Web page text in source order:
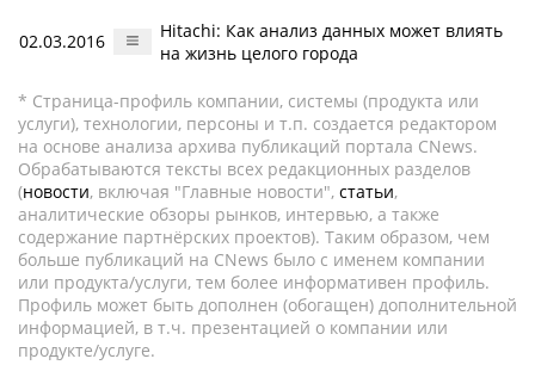
02.03.2016
Hitachi: Как анализ данных может влиять
на жизнь целого города
* Страница-профиль компании, системы (продукта или
услуги), технологии, персоны и т.п. создается редактором
на основе анализа архива публикаций портала CNews.
Обрабатываются тексты всех редакционных разделов
(новости, включая "Главные новости", статьи,
аналитические обзоры рынков, интервью, а также
содержание партнёрских проектов). Таким образом, чем
больше публикаций на CNews было с именем компании
или продукта/услуги, тем более информативен профиль.
Профиль может быть дополнен (обогащен) дополнительной
информацией, в т.ч. презентацией о компании или
продукте/услуге.